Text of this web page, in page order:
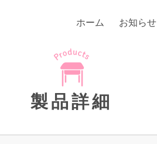
ホーム お知らせ
製品詳細